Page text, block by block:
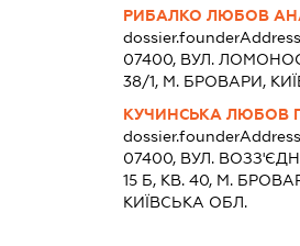
РИБАЛКО ЛЮБОВ
dossier.founderAddress
07400, ВУЛ.
38/1, М. БРОВАРИ,
КУЧИНСЬКА ЛЮБОВ
dossier.founderAddress
07400, ВУЛ.
15 Б, КВ. 40, М.
КИЇВСЬКА ОБЛ.